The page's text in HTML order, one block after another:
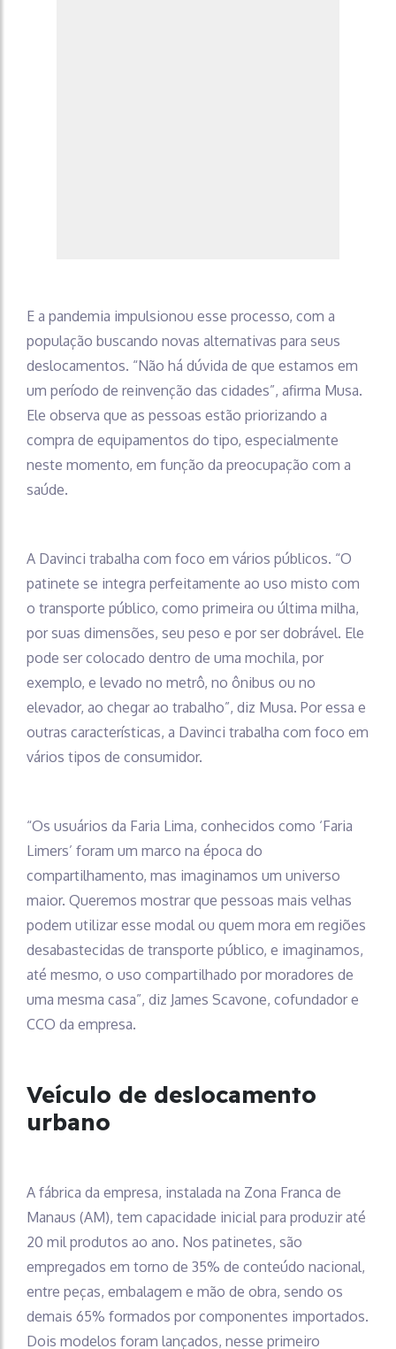
E a pandemia impulsionou esse processo, com a
população buscando novas alternativas para seus
deslocamentos. “Não há dúvida de que estamos em
um período de reinvenção das cidades”, afirma Musa.
Ele observa que as pessoas estão priorizando a
compra de equipamentos do tipo, especialmente
neste momento, em função da preocupação com a
saúde.
A Davinci trabalha com foco em vários públicos. “O
patinete se integra perfeitamente ao uso misto com
o transporte público, como primeira ou última milha,
por suas dimensões, seu peso e por ser dobrável. Ele
pode ser colocado dentro de uma mochila, por
exemplo, e levado no metrô, no ônibus ou no
elevador, ao chegar ao trabalho”, diz Musa. Por essa e
outras características, a Davinci trabalha com foco em
vários tipos de consumidor.
“Os usuários da Faria Lima, conhecidos como ‘Faria
Limers’ foram um marco na época do
compartilhamento, mas imaginamos um universo
maior. Queremos mostrar que pessoas mais velhas
podem utilizar esse modal ou quem mora em regiões
desabastecidas de transporte público, e imaginamos,
até mesmo, o uso compartilhado por moradores de
uma mesma casa”, diz James Scavone, cofundador e
CCO da empresa.
Veículo de deslocamento
urbano
A fábrica da empresa, instalada na Zona Franca de
Manaus (AM), tem capacidade inicial para produzir até
20 mil produtos ao ano. Nos patinetes, são
empregados em torno de 35% de conteúdo nacional,
entre peças, embalagem e mão de obra, sendo os
demais 65% formados por componentes importados.
Dois modelos foram lançados, nesse primeiro